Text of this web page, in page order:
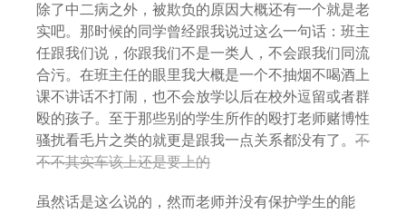
除了中二病之外，被欺负的原因大概还有一个就是老
实吧。那时候的同学曾经跟我说过这么一句话：班主
任跟我们说，你跟我们不是一类人，不会跟我们同流
合污。在班主任的眼里我大概是一个不抽烟不喝酒上
课不讲话不打闹，也不会放学以后在校外逗留或者群
殴的孩子。至于那些别的学生所作的殴打老师赌博性
骚扰看毛片之类的就更是跟我一点关系都没有了。 不
不不其实车该上还是要上的
虽然话是这么说的，然而老师并没有保护学生的能